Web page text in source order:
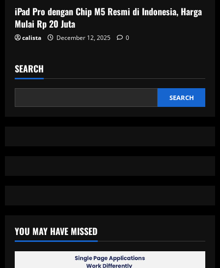
iPad Pro dengan Chip M5 Resmi di Indonesia, Harga
Mulai Rp 20 Juta
calista December 12, 2025 0
SEARCH
SEARCH
YOU MAY HAVE MISSED